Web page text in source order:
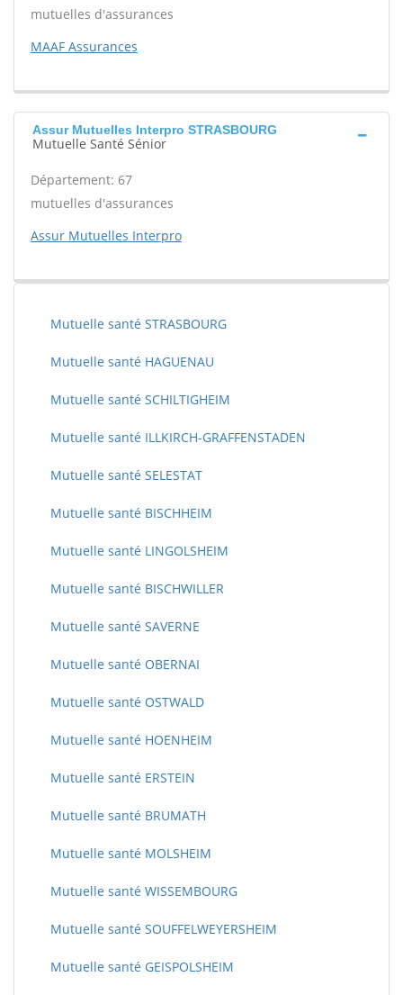
mutuelles d'assurances
MAAF Assurances
Assur Mutuelles Interpro STRASBOURG
Mutuelle Santé Sénior
Département: 67
mutuelles d'assurances
Assur Mutuelles Interpro
Mutuelle santé STRASBOURG
Mutuelle santé HAGUENAU
Mutuelle santé SCHILTIGHEIM
Mutuelle santé ILLKIRCH-GRAFFENSTADEN
Mutuelle santé SELESTAT
Mutuelle santé BISCHHEIM
Mutuelle santé LINGOLSHEIM
Mutuelle santé BISCHWILLER
Mutuelle santé SAVERNE
Mutuelle santé OBERNAI
Mutuelle santé OSTWALD
Mutuelle santé HOENHEIM
Mutuelle santé ERSTEIN
Mutuelle santé BRUMATH
Mutuelle santé MOLSHEIM
Mutuelle santé WISSEMBOURG
Mutuelle santé SOUFFELWEYERSHEIM
Mutuelle santé GEISPOLSHEIM